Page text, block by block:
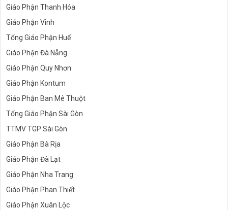
Giáo Phận Thanh Hóa
Giáo Phận Vinh
Tổng Giáo Phận Huế
Giáo Phận Đà Nẵng
Giáo Phận Quy Nhơn
Giáo Phận Kontum
Giáo Phận Ban Mê Thuột
Tổng Giáo Phận Sài Gòn
TTMV TGP Sài Gòn
Giáo Phận Bà Rịa
Giáo Phận Đà Lạt
Giáo Phận Nha Trang
Giáo Phận Phan Thiết
Giáo Phận Xuân Lộc